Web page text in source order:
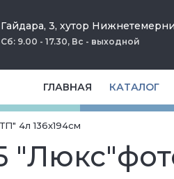
Гайдара, 3, хутор
9.00 - 17.30, Вс - выходной
ГЛАВНАЯ КАТАЛОГ
4л 136х194см